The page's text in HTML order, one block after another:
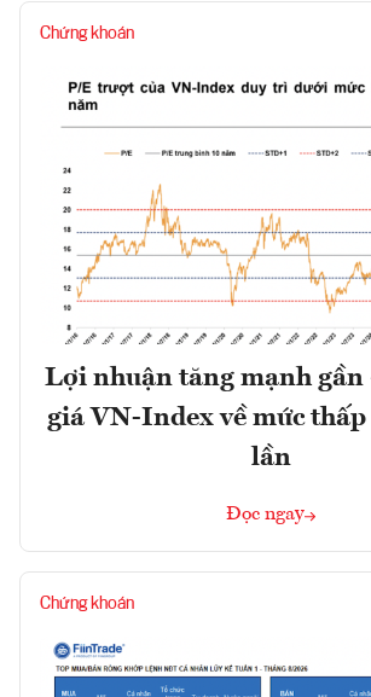
Chứng khoán
Lợi nhuận tăng mạnh
giá VN-Index về mức thấp
lần
Đọc ngay
Chứng khoán